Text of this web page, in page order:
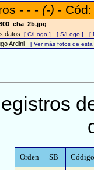
- - - (-) -
datos: [ C/Logo ] - [ S/Logo ] - [
Ardini - [ Ver más fotos de
Orden SB